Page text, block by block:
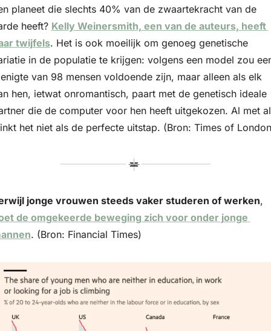
planeet die slechts 40% van de zwaartekracht van de
heeft? Kelly Weinersmith, een van de auteurs, heeft
twijfels. Het is ook moeilijk om genoeg genetische
in de populatie te krijgen: volgens een model zou
van 98 mensen voldoende zijn, maar alleen als elk
hen, ietwat onromantisch, paart met de genetisch ideale
die de computer voor hen heeft uitgekozen. Al met al
het niet als de perfecte uitstap. (Bron: Times of
jonge vrouwen steeds vaker studeren of werken
de omgekeerde beweging zich voor onder jonge
. (Bron: Financial Times)